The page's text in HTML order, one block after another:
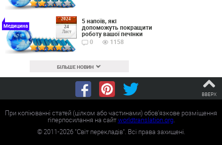
2024
24
Лист
Медицина
5 напоїв, які
допоможуть покращити
роботу вашої печінки
0
1158
БІЛЬШЕ НОВИН
ВВЕРХ
При копіюванні статей (цілком або частинами) обов'язкове розміщення
гіперпосилання на сайтworldtranslation.org.
©2011-2026"Світ перекладів". Всі права захищені.